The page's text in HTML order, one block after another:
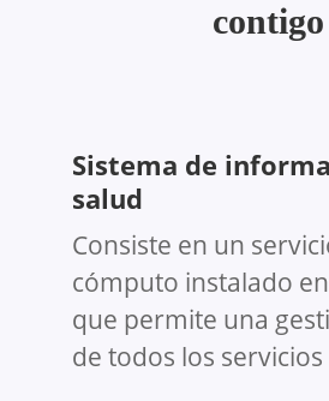
contigo
Sistema de
salud
Consiste en un
cómputo instalado
que permite una
de todos los